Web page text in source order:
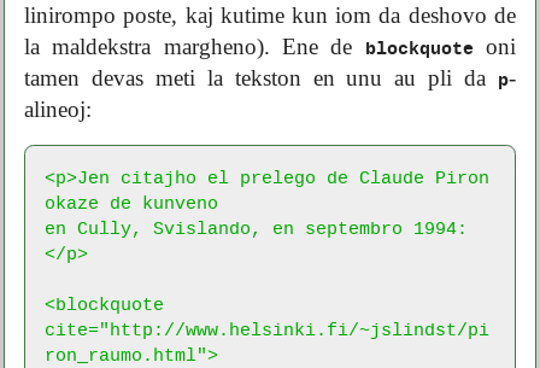
linirompo poste, kaj kutime kun iom da deshovo de
la maldekstra margheno). Ene de
blockquoteoni
tamen devas meti la tekston en unu au pli da p-
alineoj:
<p>Jen citajho el prelego de Claude Piron
okaze de kunveno
en Cully, Svislando, en septembro 1994:
</p>
<blockquote
cite="http://www.helsinki.fi/~jslindst/pi
ron_raumo.html">